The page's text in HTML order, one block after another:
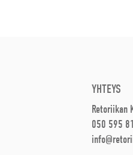
YHTEYS
Retoriikan
050 595